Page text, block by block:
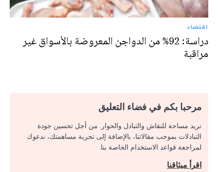
اقتصاد
دراسة: 92% من الدواجن المعروضة بالأسواق غير
مراقبة
مرحبا بكم في فضاء التعليق
نريد مساحة للنقاش والتبادل والحوار. من أجل تحسين جودة
التبادلات بموجب مقالاتنا، بالإضافة إلى تجربة مساهمتك، ندعوك
لمراجعة قواعد الاستخدام الخاصة بنا.
اقرأ ميثاقنا